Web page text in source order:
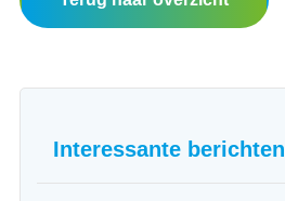
Interessante berichten